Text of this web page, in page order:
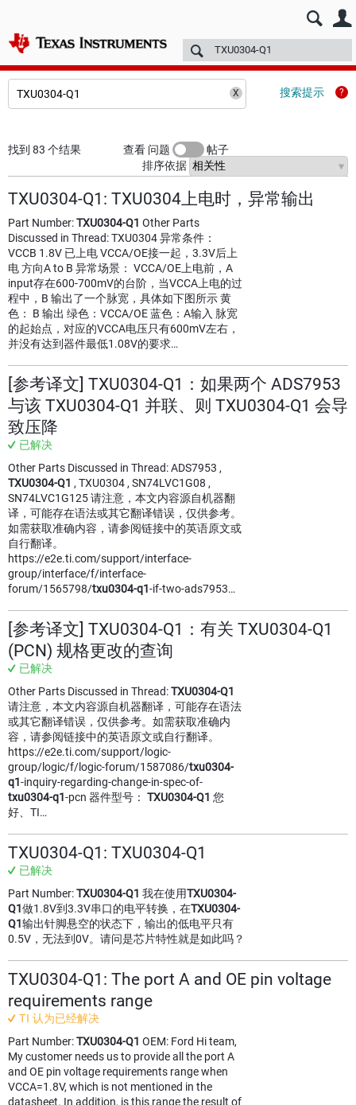
E2E™ 中文设计支持 > 技术文章 TI 培训
搜索提示
找到 83 个结果 查看 问题
帖子
排序依据
TXU0304-Q1: TXU0304上电时，异常输出
Part Number:TXU0304-Q1 Other Parts
Discussed in Thread: TXU0304 异常条件：
VCCB 1.8V 已上电 VCCA/OE接一起，3.3V后上
电 方向A to B 异常场景： VCCA/OE上电前，A
input存在600-700mV的台阶，当VCCA上电的过
程中，B 输出了一个脉宽，具体如下图所示 黄
色： B 输出 绿色：VCCA/OE 蓝色：A输入 脉宽
的起始点，对应的VCCA电压只有600mV左右，
并没有达到器件最低1.08V的要求…
[参考译文] TXU0304-Q1：如果两个 ADS7953
与该 TXU0304-Q1 并联、则 TXU0304-Q1 会导
致压降
已解决
Other Parts Discussed in Thread: ADS7953 ,
TXU0304-Q1 , TXU0304 , SN74LVC1G08 ,
SN74LVC1G125 请注意，本文内容源自机器翻
译，可能存在语法或其它翻译错误，仅供参考。
如需获取准确内容，请参阅链接中的英语原文或
自行翻译。
https://e2e.ti.com/support/interface-
group/interface/f/interface-
forum/1565798/txu0304-q1-if-two-ads7953…
[参考译文] TXU0304-Q1：有关 TXU0304-Q1
(PCN) 规格更改的查询
已解决
Other Parts Discussed in Thread:TXU0304-Q1
请注意，本文内容源自机器翻译，可能存在语法
或其它翻译错误，仅供参考。如需获取准确内
容，请参阅链接中的英语原文或自行翻译。
https://e2e.ti.com/support/logic-
group/logic/f/logic-forum/1587086/txu0304-
q1-inquiry-regarding-change-in-spec-of-
txu0304-q1-pcn 器件型号： TXU0304-Q1 您
好、TI…
TXU0304-Q1: TXU0304-Q1
已解决
Part Number:TXU0304-Q1 我在使用TXU0304-
Q1做1.8V到3.3V串口的电平转换，在TXU0304-
Q1输出针脚悬空的状态下，输出的低电平只有
0.5V，无法到0V。请问是芯片特性就是如此吗？
TXU0304-Q1: The port A and OE pin voltage
requirements range
TI 认为已经解决
Part Number:TXU0304-Q1 OEM: Ford Hi team,
My customer needs us to provide all the port A
and OE pin voltage requirements range when
VCCA=1.8V, which is not mentioned in the
datasheet. In addition, is this range the result of